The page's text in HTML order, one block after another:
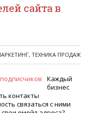
сайта в
ТЕХНИКА ПРОДАЖ
Каждый
бизнес
контакты
связаться с ними